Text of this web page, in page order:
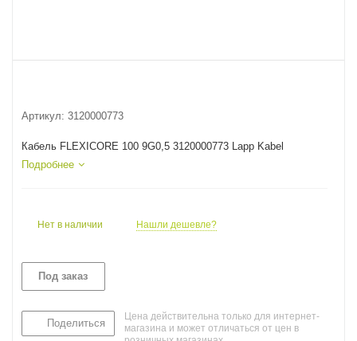
Артикул: 3120000773
Кабель FLEXICORE 100 9G0,5 3120000773 Lapp Kabel
Подробнее
Нет в наличии Нашли дешевле?
Под заказ
Поделиться
Цена действительна только для интернет-
магазина и может отличаться от цен в